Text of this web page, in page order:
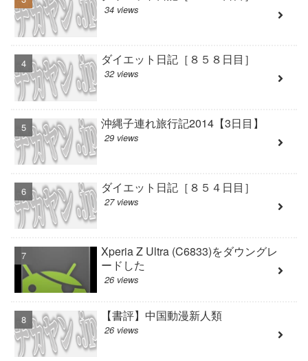
34 views
ダイエット日記［８５８日目］
32 views
沖縄子連れ旅行記2014【3日目】
29 views
ダイエット日記［８５４日目］
27 views
Xperia Z Ultra (C6833)をダウングレ
ードした
26 views
【書評】中国動漫新人類
26 views